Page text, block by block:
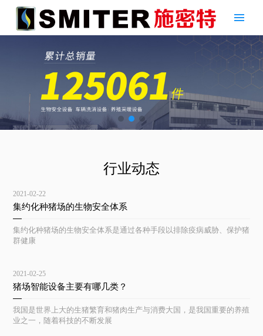
行业动态
2021-02-22
集约化种猪场的生物安全体系
集约化种猪场的生物安全体系是通过各种手段以排除疫病威胁、保护猪
群健康
2021-02-25
猪场智能设备主要有哪几类？
我国是世界上大的生猪繁育和猪肉生产与消费大国，是我国重要的养殖
业之一，随着科技的不断发展